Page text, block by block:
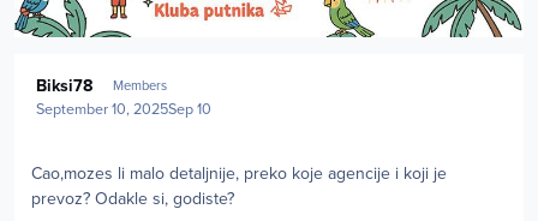
Biksi78 Members
September 10, 2025Sep 10
Cao,mozes li malo detaljnije, preko koje agencije i koji je
prevoz? Odakle si, godiste?